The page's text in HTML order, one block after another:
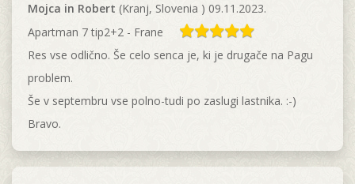
Mojca in Robert (Kranj, Slovenia ) 09.11.2023.
Apartman 7 tip2+2 - Frane
Res vse odlično. Še celo senca je, ki je drugače na Pagu
problem.
Še v septembru vse polno-tudi po zaslugi lastnika. :-)
Bravo.